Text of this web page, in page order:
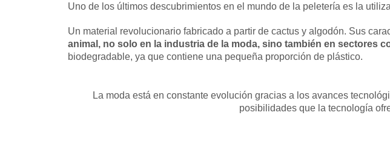
Uno de los últimos descubrimientos en el mundo de la peletería es la
Un material revolucionario fabricado a partir de cactus y algodón. Sus
animal, no solo en la industria de la moda, sino también en sectores
biodegradable, ya que contiene una pequeña proporción de plástico.
La moda está en constante evolución gracias a los avances
posibilidades que la tecnología